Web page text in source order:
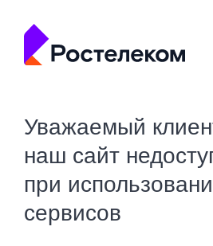
Уважаемый
наш сайт
при
сервисов